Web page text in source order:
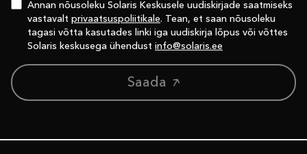
Annan nõusoleku Solaris Keskusele uudiskirjade saatmiseks
vastavalt privaatsuspoliitikale. Tean, et saan nõusoleku
tagasi võtta kasutades linki iga uudiskirja lõpus või võttes
Solaris keskusega ühendust info@solaris.ee
Saada